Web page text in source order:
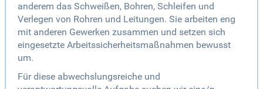
anderem das Schweißen, Bohren, Schleifen und
Verlegen von Rohren und Leitungen. Sie arbeiten eng
mit anderen Gewerken zusammen und setzen sich
eingesetzte Arbeitssicherheitsmaßnahmen bewusst
um.
Für diese abwechslungsreiche und